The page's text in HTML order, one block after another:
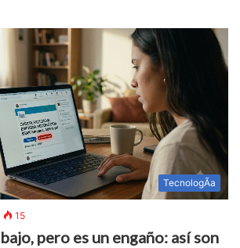
TecnologÃ­a
15
pero es un engaño: así son